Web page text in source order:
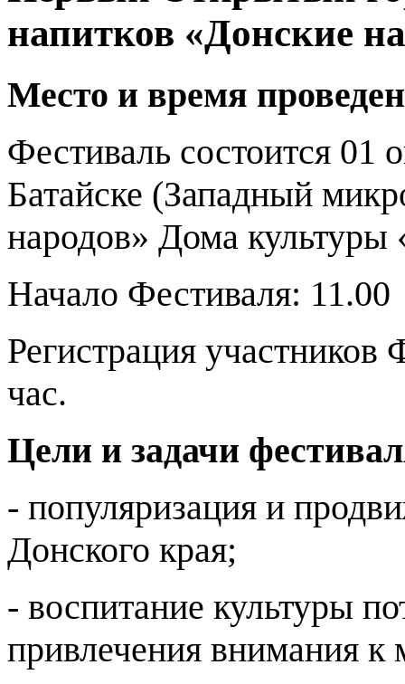
напитков «Донские
Место и время
Фестиваль состоится 01
Батайске (Западный
народов» Дома культуры
Начало Фестиваля: 11.00
Регистрация участников
час.
Цели и задачи
- популяризация и
Донского края;
- воспитание культуры
привлечения внимания